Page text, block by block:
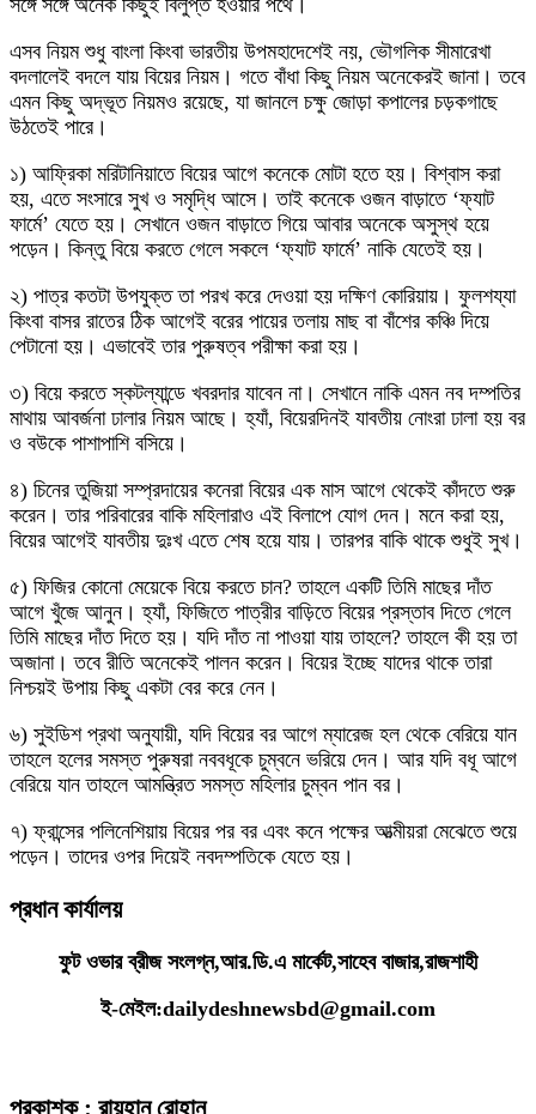
সঙ্গে সঙ্গে অনেক কিছুই বিলুপ্ত হওয়ার পথে।
এসব নিয়ম শুধু বাংলা কিংবা ভারতীয় উপমহাদেশেই নয়, ভৌগলিক সীমারেখা
বদলালেই বদলে যায় বিয়ের নিয়ম। গতে বাঁধা কিছু নিয়ম অনেকেরই জানা। তবে
এমন কিছু অদ্ভূত নিয়মও রয়েছে, যা জানলে চক্ষু জোড়া কপালের চড়কগাছে
উঠতেই পারে।
১) আফ্রিকা মরিটানিয়াতে বিয়ের আগে কনেকে মোটা হতে হয়। বিশ্বাস করা
হয়, এতে সংসারে সুখ ও সমৃদ্ধি আসে। তাই কনেকে ওজন বাড়াতে ‘ফ্যাট
ফার্মে’ যেতে হয়। সেখানে ওজন বাড়াতে গিয়ে আবার অনেকে অসুস্থ হয়ে
পড়েন। কিন্তু বিয়ে করতে গেলে সকলে ‘ফ্যাট ফার্মে’ নাকি যেতেই হয়।
২) পাত্র কতটা উপযুক্ত তা পরখ করে দেওয়া হয় দক্ষিণ কোরিয়ায়। ফুলশয্যা
কিংবা বাসর রাতের ঠিক আগেই বরের পায়ের তলায় মাছ বা বাঁশের কঞ্চি দিয়ে
পেটানো হয়। এভাবেই তার পুরুষত্ব পরীক্ষা করা হয়।
৩) বিয়ে করতে স্কটল্যান্ডে খবরদার যাবেন না। সেখানে নাকি এমন নব দম্পতির
মাথায় আবর্জনা ঢালার নিয়ম আছে। হ্যাঁ, বিয়েরদিনই যাবতীয় নোংরা ঢালা হয় বর
ও বউকে পাশাপাশি বসিয়ে।
৪) চিনের তুজিয়া সম্প্রদায়ের কনেরা বিয়ের এক মাস আগে থেকেই কাঁদতে শুরু
করেন। তার পরিবারের বাকি মহিলারাও এই বিলাপে যোগ দেন। মনে করা হয়,
বিয়ের আগেই যাবতীয় দুঃখ এতে শেষ হয়ে যায়। তারপর বাকি থাকে শুধুই সুখ।
৫) ফিজির কোনো মেয়েকে বিয়ে করতে চান? তাহলে একটি তিমি মাছের দাঁত
আগে খুঁজে আনুন। হ্যাঁ, ফিজিতে পাত্রীর বাড়িতে বিয়ের প্রস্তাব দিতে গেলে
তিমি মাছের দাঁত দিতে হয়। যদি দাঁত না পাওয়া যায় তাহলে? তাহলে কী হয় তা
অজানা। তবে রীতি অনেকেই পালন করেন। বিয়ের ইচ্ছে যাদের থাকে তারা
নিশ্চয়ই উপায় কিছু একটা বের করে নেন।
৬) সুইডিশ প্রথা অনুযায়ী, যদি বিয়ের বর আগে ম্যারেজ হল থেকে বেরিয়ে যান
তাহলে হলের সমস্ত পুরুষরা নববধূকে চুম্বনে ভরিয়ে দেন। আর যদি বধূ আগে
বেরিয়ে যান তাহলে আমন্ত্রিত সমস্ত মহিলার চুম্বন পান বর।
৭) ফ্রান্সের পলিনেশিয়ায় বিয়ের পর বর এবং কনে পক্ষের আত্মীয়রা মেঝেতে শুয়ে
পড়েন। তাদের ওপর দিয়েই নবদম্পতিকে যেতে হয়।
প্রধান কার্যালয়
ফুট ওভার ব্রীজ সংলগ্ন,আর.ডি.এ মার্কেট,সাহেব বাজার,রাজশাহী
ই-মেইল:dailydeshnewsbd@gmail.com